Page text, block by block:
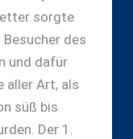
sorgte
des
und dafür
aller Art, als
süß bis
Der 1.